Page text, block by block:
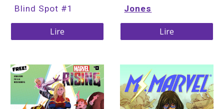
Blind Spot #1
Lire
Jones
Lire